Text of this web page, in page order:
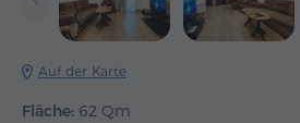
Auf der Karte
Fläche: 62 Qm